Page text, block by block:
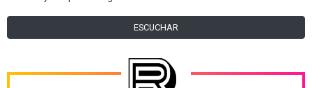
ESCUCHAR